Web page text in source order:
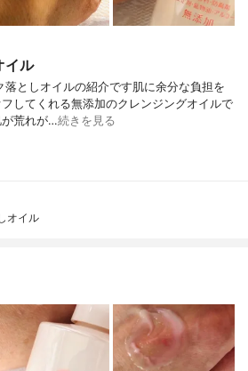
イル
落としオイルの紹介です肌に余分な負担を
してくれる無添加のクレンジングオイルで
が荒れが…続きを見る
オイル